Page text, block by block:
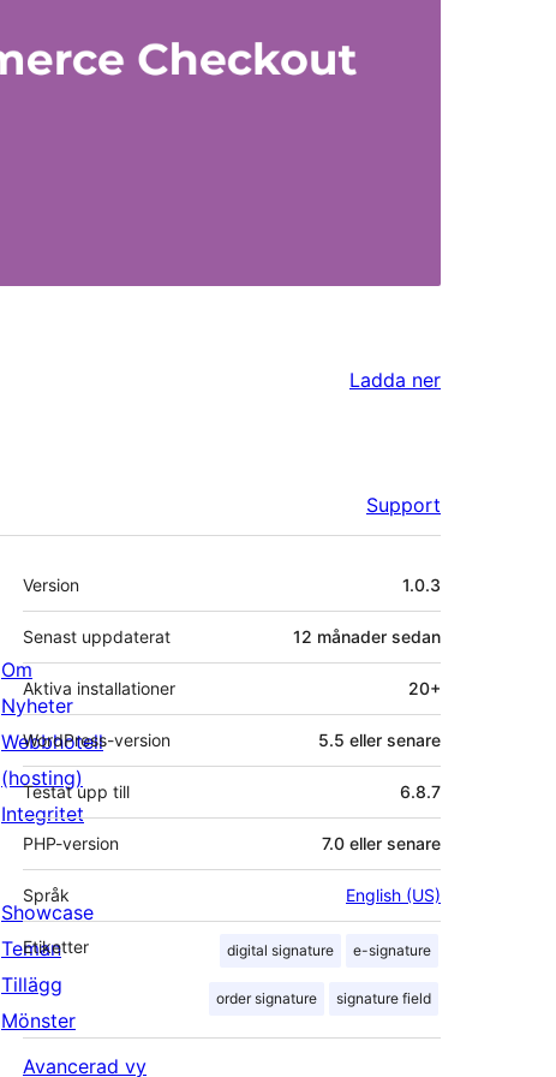
Ladda ner
Support
Meta
Version 1.0.3
Senast uppdaterat 12 månader sedan
Aktiva installationer 20+
WordPress-version 5.5 eller senare
Testat upp till 6.8.7
PHP-version 7.0 eller senare
Språk English (US)
Etiketter digital signature e-signature
order signature signature field
Avancerad vy
Om
Nyheter
Webbhotell
(hosting)
Integritet
Showcase
Teman
Tillägg
Mönster